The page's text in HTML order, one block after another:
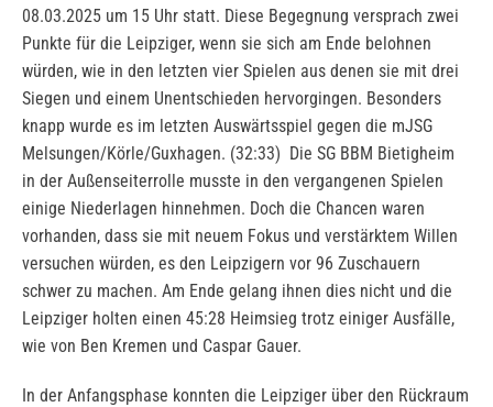
08.03.2025 um 15 Uhr statt. Diese Begegnung versprach zwei
Punkte für die Leipziger, wenn sie sich am Ende belohnen
würden, wie in den letzten vier Spielen aus denen sie mit drei
Siegen und einem Unentschieden hervorgingen. Besonders
knapp wurde es im letzten Auswärtsspiel gegen die mJSG
Melsungen/Körle/Guxhagen. (32:33) Die SG BBM Bietigheim
in der Außenseiterrolle musste in den vergangenen Spielen
einige Niederlagen hinnehmen. Doch die Chancen waren
vorhanden, dass sie mit neuem Fokus und verstärktem Willen
versuchen würden, es den Leipzigern vor 96 Zuschauern
schwer zu machen. Am Ende gelang ihnen dies nicht und die
Leipziger holten einen 45:28 Heimsieg trotz einiger Ausfälle,
wie von Ben Kremen und Caspar Gauer.
In der Anfangsphase konnten die Leipziger über den Rückraum